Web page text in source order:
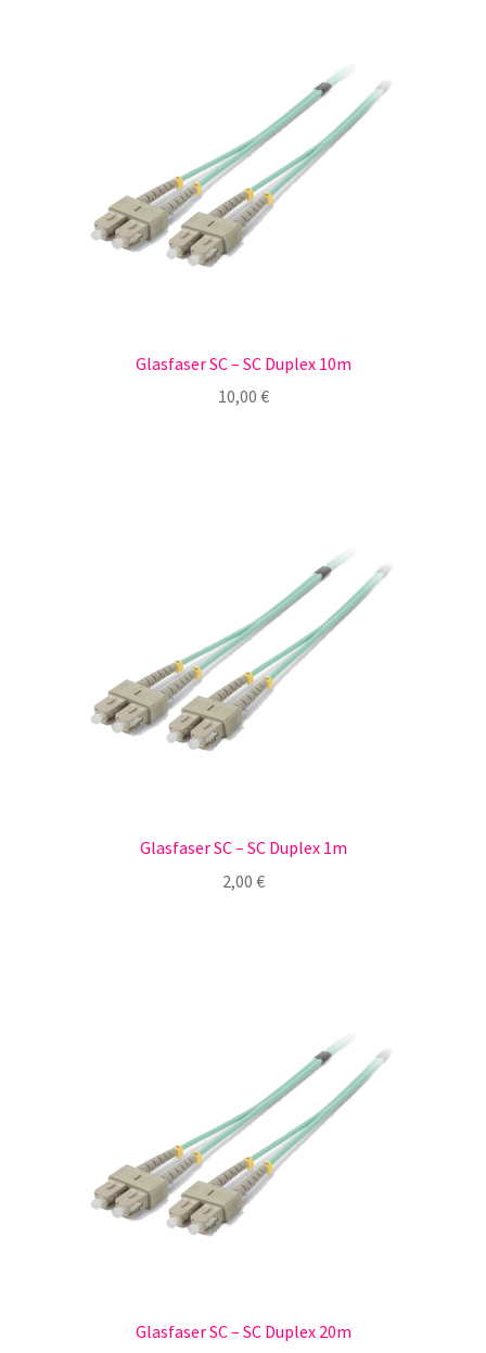
Glasfaser SC – SC Duplex 10m
10,00 €
Glasfaser SC – SC Duplex 1m
2,00 €
Glasfaser SC – SC Duplex 20m